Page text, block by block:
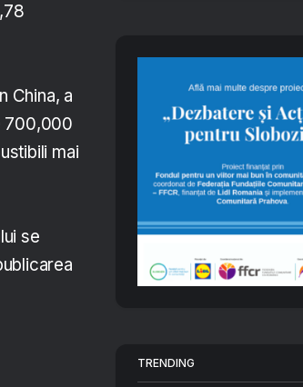
China, a
700,000
mai
se
TRENDING